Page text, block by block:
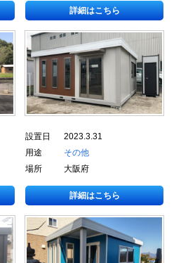
詳細はこちら
設置日
2023.3.31
用途
その他
場所
大阪府
詳細はこちら